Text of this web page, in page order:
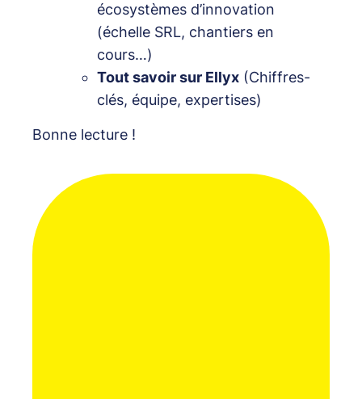
écosystèmes d’innovation
(échelle SRL, chantiers en
cours…)
Tout savoir sur Ellyx (Chiffres-
clés, équipe, expertises)
Bonne lecture !